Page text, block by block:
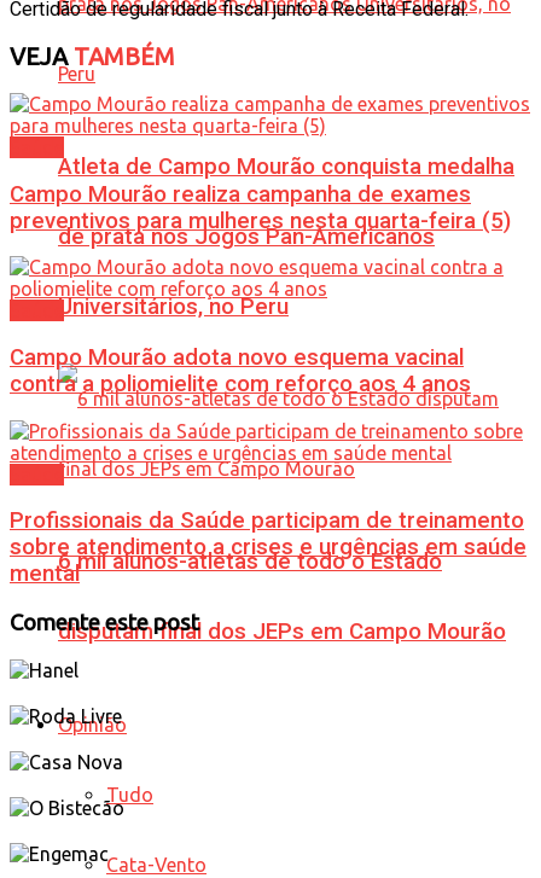
Atleta de Campo Mourão conquista medalha
de prata nos Jogos Pan-Americanos
Universitários, no Peru
6 mil alunos-atletas de todo o Estado
disputam final dos JEPs em Campo Mourão
Opinião
Tudo
Cata-Vento
Certidão de regularidade fiscal junto à Receita Federal.
VEJATAMBÉM
Campo Mourão realiza campanha de exames
preventivos para mulheres nesta quarta-feira (5)
Campo Mourão adota novo esquema vacinal
contra a poliomielite com reforço aos 4 anos
Profissionais da Saúde participam de treinamento
sobre atendimento a crises e urgências em saúde
mental
Comente este post